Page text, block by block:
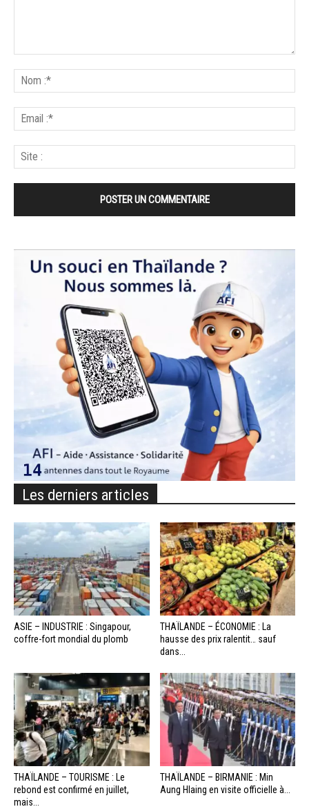
Les derniers articles
ASIE – INDUSTRIE : Singapour,
coffre-fort mondial du plomb
THAÏLANDE – ÉCONOMIE : La
hausse des prix ralentit… sauf
dans...
THAÏLANDE – TOURISME : Le
rebond est confirmé en juillet,
mais...
THAÏLANDE – BIRMANIE : Min
Aung Hlaing en visite officielle à...